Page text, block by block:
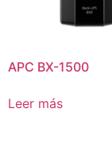
APC BX-1500
Leer más